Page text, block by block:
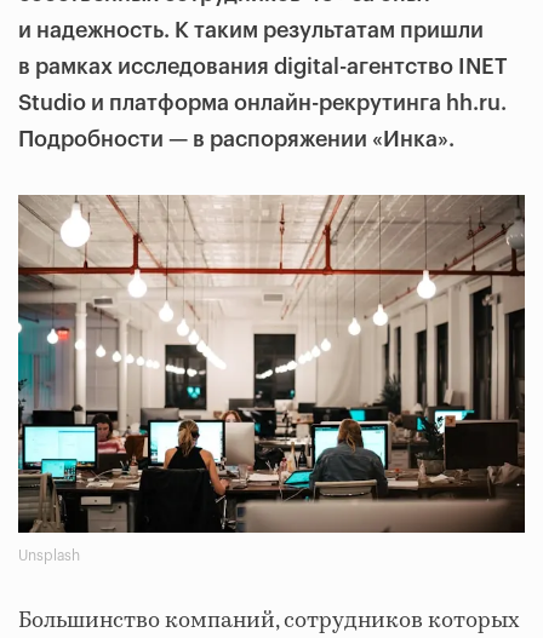
и надежность. К таким результатам пришли
в рамках исследования digital-агентство INET
Studio и платформа онлайн-рекрутинга hh.ru.
Подробности — в распоряжении «Инка».
Unsplash
Большинство компаний, сотрудников которых